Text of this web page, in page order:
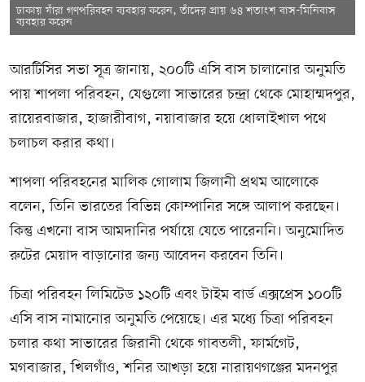
ঢাকায় যাঁরা গণপরিবহন ব্যবহার করেন, তাঁদের প্রায় ৬৪ শতাংশ বাস-মিনিবাস
ব্যবহার করেন
আরটিসির সভা সূত্র জানায়, ২০০টি এসি বাস চালানোর অনুমতি
পায় শাপলা পরিবহন, যেগুলো সাভারের চন্দ্রা থেকে মোহাম্মদপুর,
রায়েরবাজার, হাজারীবাগ, নয়াবাজার হয়ে ধোলাইখাল পথে
চলাচল করার কথা।
শাপলা পরিবহনের মালিক গোলাম জিলানী প্রথম আলোকে
বলেন, তিনি ভারতের বিভিন্ন কোম্পানির সঙ্গে আলাপ করছেন।
কিন্তু এখনো বাস আমদানির পর্যায়ে যেতে পারেননি। অনুমোদিত
রুটের মেয়াদ বাড়ানোর জন্য আবেদন করবেন তিনি।
চিত্রা পরিবহন লিমিটেড ১২০টি এবং টাইম বার্ড এক্সপ্রেস ১০০টি
এসি বাস নামানোর অনুমতি পেয়েছে। এর মধ্যে চিত্রা পরিবহন
চলার কথা সাভারের জিরানী থেকে গাবতলী, ফার্মগেট,
মগবাজার, খিলগাঁও, শনির আখড়া হয়ে নারায়ণগঞ্জের মদনপুর